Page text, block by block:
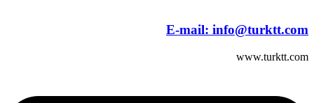
E-mail: info@turktt.com
www.turktt.com